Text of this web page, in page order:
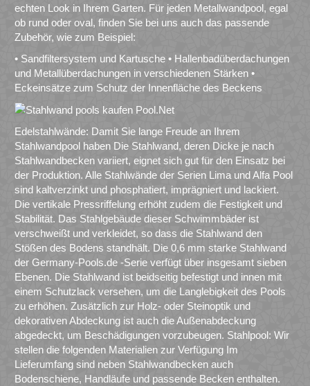
echten Look in Ihrem Garten. Für jeden Metallwandpool, egal
ob rund oder oval, finden Sie bei uns auch das passende
Zubehör, wie zum Beispiel:
• Sandfiltersystem und Kartusche • Hallenbadüberdachungen
und Metallüberdachungen in verschiedenen Stärken •
Eckeinsätze zum Schutz der Innenfläche des Beckens
Edelstahlwände: Damit Sie lange Freude an Ihrem
Stahlwandpool haben Die Stahlwand, deren Dicke je nach
Stahlwandbecken variiert, eignet sich gut für den Einsatz bei
der Produktion. Alle Stahlwände der Serien Lima und Alfa Pool
sind kaltverzinkt und phosphatiert, imprägniert und lackiert.
Die vertikale Pressriffelung erhöht zudem die Festigkeit und
Stabilität. Das Stahlgebäude dieser Schwimmbäder ist
verschweißt und verkleidet, so dass die Stahlwand den
Stößen des Bodens standhält. Die 0,6 mm starke Stahlwand
der Germany-Pools.de -Serie verfügt über insgesamt sieben
Ebenen. Die Stahlwand ist beidseitig befestigt und innen mit
einem Schutzlack versehen, um die Langlebigkeit des Pools
zu erhöhen. Zusätzlich zur Holz- oder Steinoptik und
dekorativen Abdeckung ist auch die Außenabdeckung
abgedeckt, um Beschädigungen vorzubeugen. Stahlpool: Wir
stellen die folgenden Materialien zur Verfügung Im
Lieferumfang sind neben Stahlwandbecken auch
Bodenschiene, Handläufe und passende Becken enthalten.